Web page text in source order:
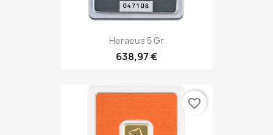
Heraeus 5 Gr
638,97 €
favorite_border